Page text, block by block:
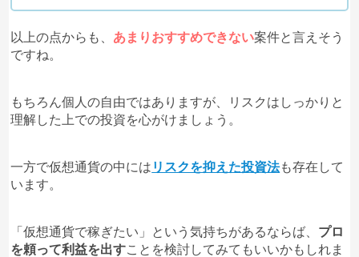
以上の点からも、 あまりおすすめできない案件と言えそう
ですね。
もちろん個人の自由ではありますが、リスクはしっかりと
理解した上での投資を心がけましょう。
一方で仮想通貨の中には リスクを抑えた投資法も存在して
います。
「仮想通貨で稼ぎたい」という気持ちがあるならば、 プロ
を頼って利益を出すことを検討してみてもいいかもしれま